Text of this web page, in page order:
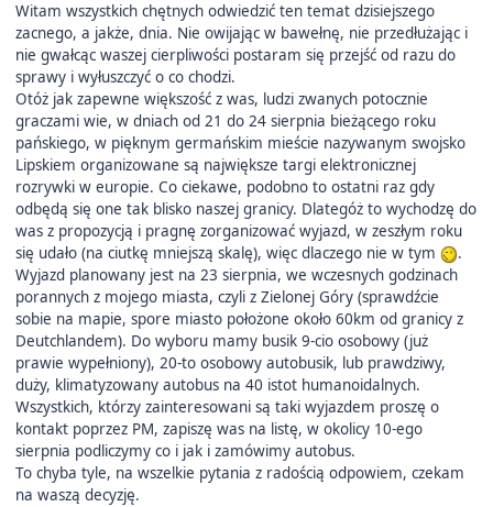
Witam wszystkich chętnych odwiedzić ten temat dzisiejszego
zacnego, a jakże, dnia. Nie owijając w bawełnę, nie przedłużając i
nie gwałcąc waszej cierpliwości postaram się przejść od razu do
sprawy i wyłuszczyć o co chodzi.
Otóż jak zapewne większość z was, ludzi zwanych potocznie
graczami wie, w dniach od 21 do 24 sierpnia bieżącego roku
pańskiego, w pięknym germańskim mieście nazywanym swojsko
Lipskiem organizowane są największe targi elektronicznej
rozrywki w europie. Co ciekawe, podobno to ostatni raz gdy
odbędą się one tak blisko naszej granicy. Dlategóż to wychodzę do
was z propozycją i pragnę zorganizować wyjazd, w zeszłym roku
się udało (na ciutkę mniejszą skalę), więc dlaczego nie w tym
.
Wyjazd planowany jest na 23 sierpnia, we wczesnych godzinach
porannych z mojego miasta, czyli z Zielonej Góry (sprawdźcie
sobie na mapie, spore miasto położone około 60km od granicy z
Deutchlandem). Do wyboru mamy busik 9-cio osobowy (już
prawie wypełniony), 20-to osobowy autobusik, lub prawdziwy,
duży, klimatyzowany autobus na 40 istot humanoidalnych.
Wszystkich, którzy zainteresowani są taki wyjazdem proszę o
kontakt poprzez PM, zapiszę was na listę, w okolicy 10-ego
sierpnia podliczymy co i jak i zamówimy autobus.
To chyba tyle, na wszelkie pytania z radością odpowiem, czekam
na waszą decyzję.